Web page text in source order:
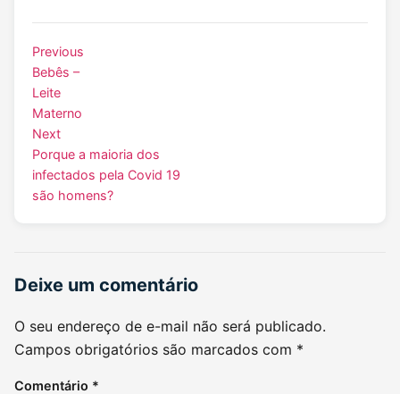
Previous
Bebês –
Leite
Materno
Next
Porque a maioria dos
infectados pela Covid 19
são homens?
Deixe um comentário
O seu endereço de e-mail não será publicado.
Campos obrigatórios são marcados com *
Comentário *